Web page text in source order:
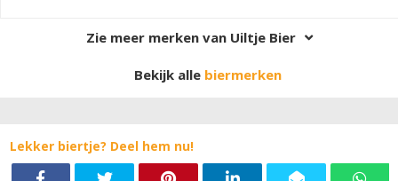
Zie meer merken van Uiltje Bier
Bekijk alle biermerken
Lekker biertje? Deel hem nu!